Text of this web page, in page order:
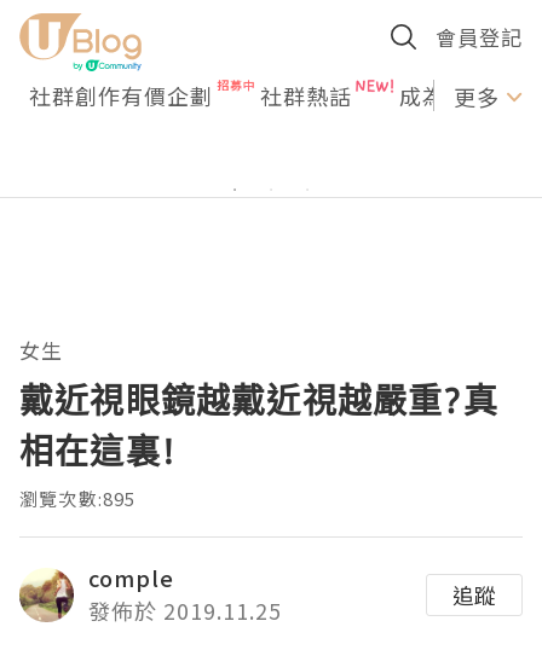
會員登記
社群創作有價企劃 社群熱話 成為U更多
女生
戴近視眼鏡越戴近視越嚴重?真
相在這裏!
瀏覽次數:895
comple
發佈於 2019.11.25
追蹤